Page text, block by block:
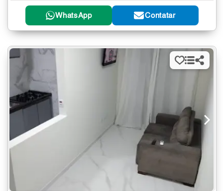
WhatsApp Contatar